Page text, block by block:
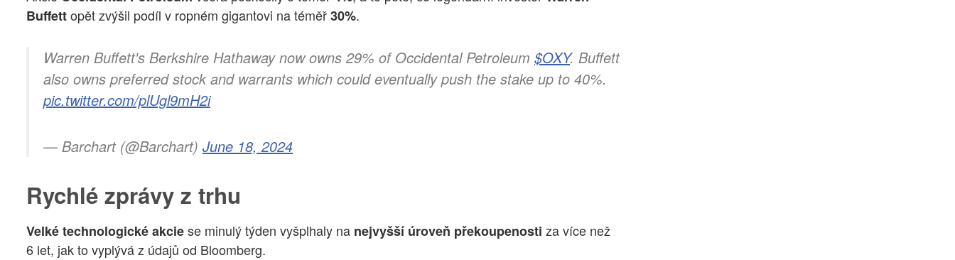
Buffettopět zvýšil podíl v ropném gigantovi na téměř30%.
Warren Buffett's Berkshire Hathaway now owns 29% of Occidental Petroleum $OXY. Buffett
also owns preferred stock and warrants which could eventually push the stake up to 40%.
pic.twitter.com/plUgl9mH2i
— Barchart (@Barchart) June 18, 2024
Rychlé zprávy z trhu
Velké technologické akciese minulý týden vyšplhaly na nejvyšší úroveň překoupenosti za více než
6 let, jak to vyplývá z údajů od Bloomberg.